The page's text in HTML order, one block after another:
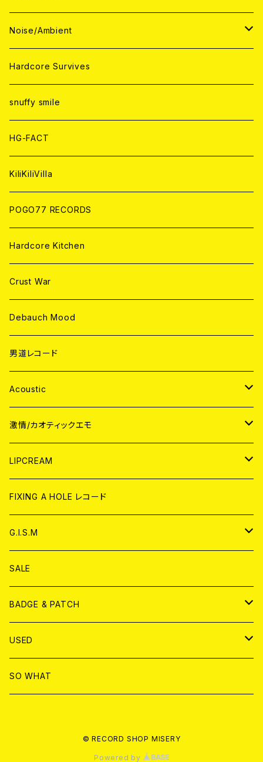
ANALOG
ANALOG
CD
ANALOG
CD
ANALOG
WORLD
CD
ANALOG
JAPAN
CD
ANALOG
WORLD
CD
ANALOG
Noise/Ambient
JAPAN
CD
ANALOG
WORLD
CD
ANALOG
Hardcore Survives
snuffy smile
HG-FACT
KiliKiliVilla
POGO77 RECORDS
Hardcore Kitchen
Crust War
Debauch Mood
男道レコード
Acoustic
JAPAN
CD
ANALOG
WORLD
CD
ANALOG
激情/カオティックエモ
JAPAN
CD
ANALOG
WORLD
CD
ANALOG
LIPCREAM
CD
アナログ
DVD
T-shirt & WEAR
FIXING A HOLE レコード
G.I.S.M
CD
ANALOG
T-SHIRT & WEAR
DVD
SALE
BADGE & PATCH
BADGE
PATCH
USED
書籍
SO WHAT
© RECORD SHOP MISERY
Powered by